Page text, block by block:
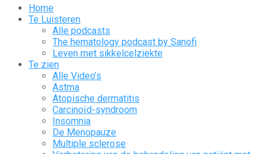
Home
Te Luisteren
Alle podcasts
The hematology podcast by Sanofi
Leven met sikkelcelziekte
Te zien
Alle Video’s
Astma
Atopische dermatitis
Carcinoïd-syndroom
Insomnia
De Menopauze
Multiple sclerose